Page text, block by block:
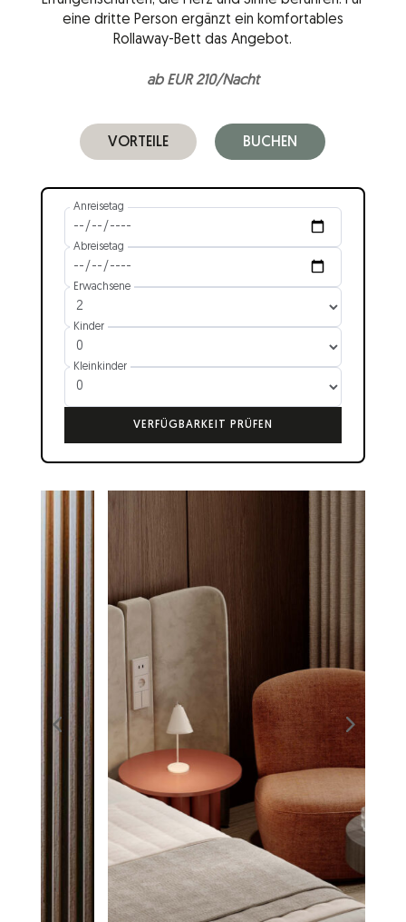
eine dritte Person ergänzt ein komfortables
Rollaway-Bett das Angebot.
ab EUR 210/Nacht
VORTEILE BUCHEN
Anreisetag
Abreisetag
Erwachsene
Kinder
Kleinkinder